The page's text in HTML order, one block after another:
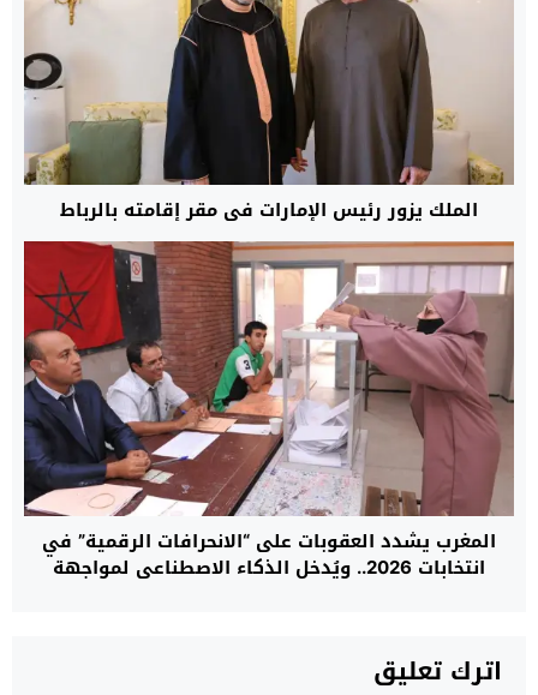
الملك يزور رئيس الإمارات في مقر إقامته بالرباط
المغرب يشدد العقوبات على “الانحرافات الرقمية” في
انتخابات 2026.. ويُدخل الذكاء الاصطناعي لمواجهة
اترك تعليق